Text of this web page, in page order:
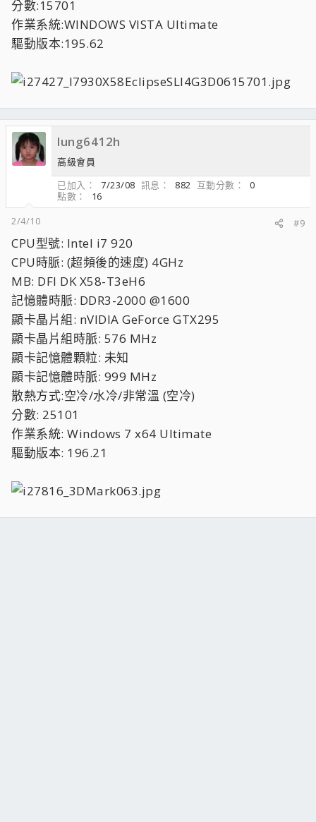
分數:15701
作業系統:WINDOWS VISTA Ultimate
驅動版本:195.62
lung6412h
高級會員
已加入
7/23/08 訊息 882 互動分數
0
點數
16
2/4/10
#9
CPU型號: Intel i7 920
CPU時脈: (超頻後的速度) 4GHz
MB: DFI DK X58-T3eH6
記憶體時脈: DDR3-2000 @1600
顯卡晶片組: nVIDIA GeForce GTX295
顯卡晶片組時脈: 576 MHz
顯卡記憶體顆粒: 未知
顯卡記憶體時脈: 999 MHz
散熱方式:空冷/水冷/非常溫 (空冷)
分數: 25101
作業系統: Windows 7 x64 Ultimate
驅動版本: 196.21